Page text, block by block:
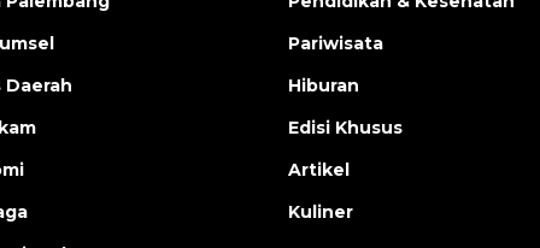
Pariwisata
Hiburan
Edisi Khusus
Artikel
Kuliner